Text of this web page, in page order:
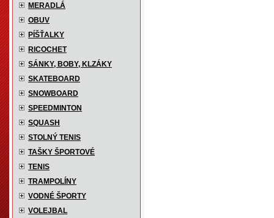
MERADLÁ
OBUV
PÍŠŤALKY
RICOCHET
SÁNKY, BOBY, KLZÁKY
SKATEBOARD
SNOWBOARD
SPEEDMINTON
SQUASH
STOLNÝ TENIS
TAŠKY ŠPORTOVÉ
TENIS
TRAMPOLÍNY
VODNÉ ŠPORTY
VOLEJBAL